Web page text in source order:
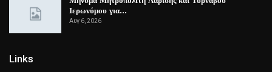
Ιερωνύμου για…
Αυγ 6, 2026
Links